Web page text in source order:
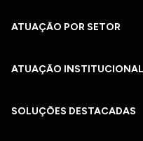
ATUAÇÃO POR SETOR
ATUAÇÃO INSTITUCIONAL
SOLUÇÕES DESTACADAS